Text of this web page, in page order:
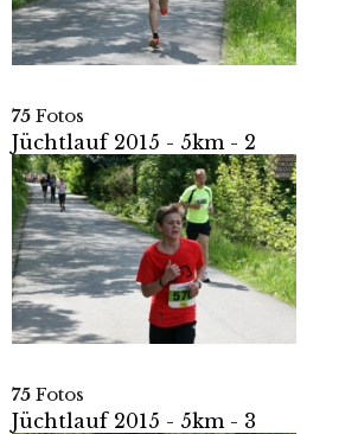
75 Fotos
Jüchtlauf 2015 - 5km - 2
75 Fotos
Jüchtlauf 2015 - 5km - 3